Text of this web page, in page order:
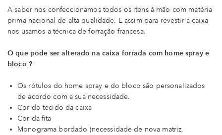
A saber nos confeccionamos todos os itens à mão com matéria
prima nacional de alta qualidade. E assim para revestir a caixa
nos usamos a técnica de forração francesa.
O que pode ser alterado na caixa forrada com home spray e
bloco ?
Os rótulos do home spray e do bloco são personalizados
de acordo com a sua necessidade.
Cor do tecido da caixa
Cor da fita
Monograma bordado (necessidade de nova matriz,